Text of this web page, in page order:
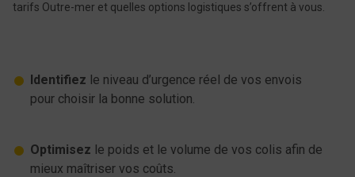
tarifs Outre-mer et quelles options logistiques s’offrent à vous.
Identifiez le niveau d’urgence réel de vos envois
pour choisir la bonne solution.
Optimisez le poids et le volume de vos colis afin de
mieux maîtriser vos coûts.